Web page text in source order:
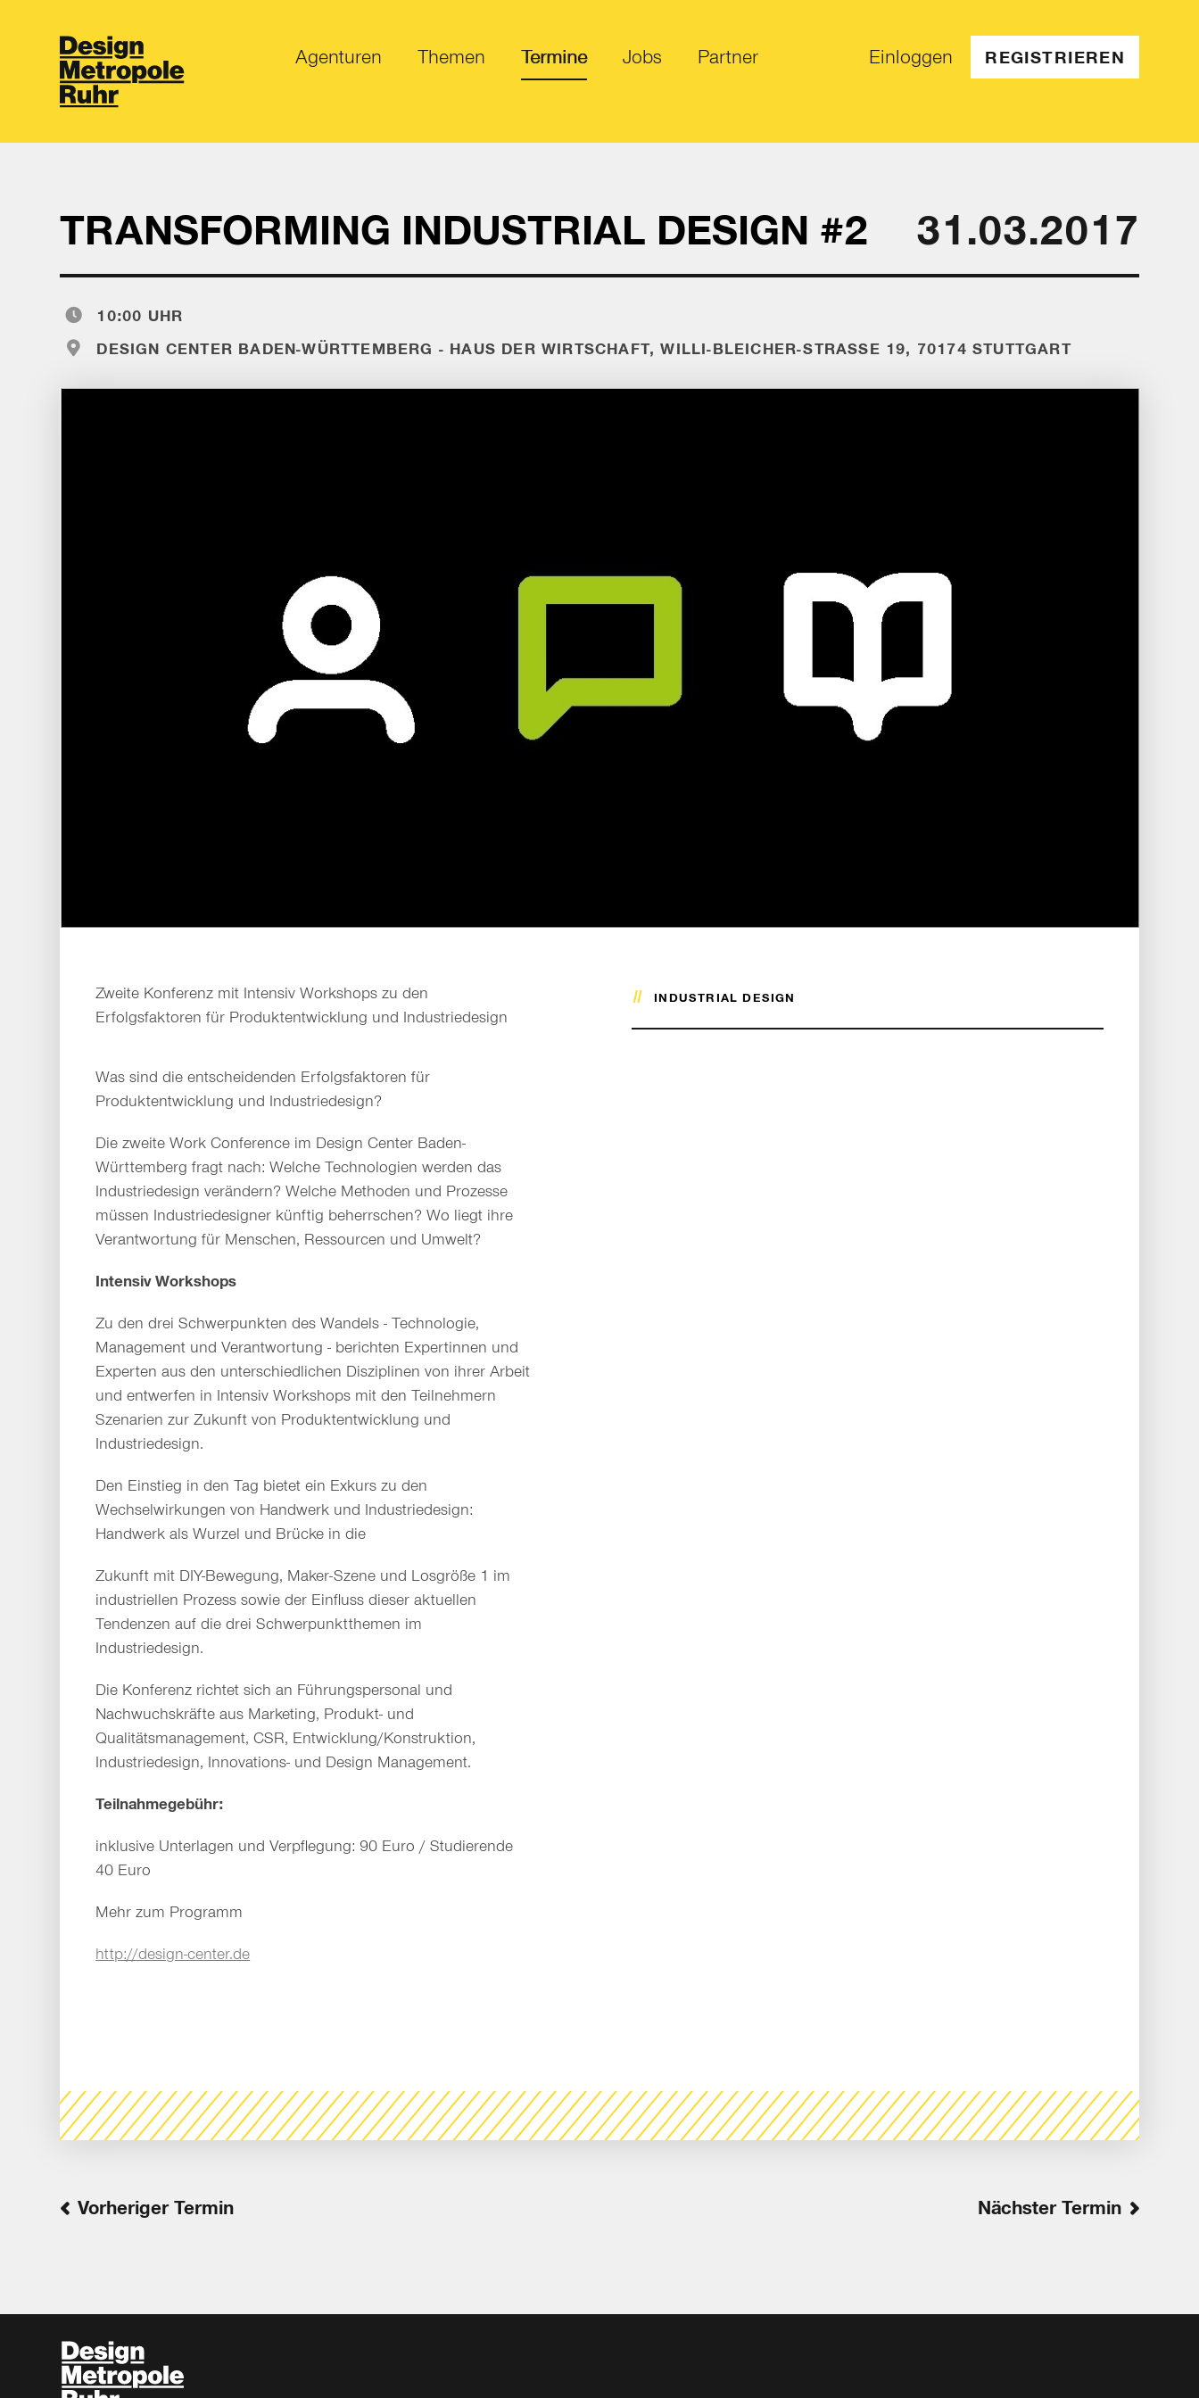
Agenturen Themen Termine Jobs Partner Einloggen REGISTRIEREN
TRANSFORMING INDUSTRIAL DESIGN #2 31.03.2017
10:00 UHR
DESIGN CENTER BADEN-WÜRTTEMBERG - HAUS DER WIRTSCHAFT, WILLI-BLEICHER-STRASSE 19, 70174 STUTTGART
Zweite Konferenz mit Intensiv Workshops zu den
Erfolgsfaktoren für Produktentwicklung und Industriedesign
Was sind die entscheidenden Erfolgsfaktoren für
Produktentwicklung und Industriedesign?
Die zweite Work Conference im Design Center Baden-
Württemberg fragt nach: Welche Technologien werden das
Industriedesign verändern? Welche Methoden und Prozesse
müssen Industriedesigner künftig beherrschen? Wo liegt ihre
Verantwortung für Menschen, Ressourcen und Umwelt?
Intensiv Workshops
Zu den drei Schwerpunkten des Wandels - Technologie,
Management und Verantwortung - berichten Expertinnen und
Experten aus den unterschiedlichen Disziplinen von ihrer Arbeit
und entwerfen in Intensiv Workshops mit den Teilnehmern
Szenarien zur Zukunft von Produktentwicklung und
Industriedesign.
Den Einstieg in den Tag bietet ein Exkurs zu den
Wechselwirkungen von Handwerk und Industriedesign:
Handwerk als Wurzel und Brücke in die
Zukunft mit DIY-Bewegung, Maker-Szene und Losgröße 1 im
industriellen Prozess sowie der Einfluss dieser aktuellen
Tendenzen auf die drei Schwerpunktthemen im
Industriedesign.
Die Konferenz richtet sich an Führungspersonal und
Nachwuchskräfte aus Marketing, Produkt- und
Qualitätsmanagement, CSR, Entwicklung/Konstruktion,
Industriedesign, Innovations- und Design Management.
Teilnahmegebühr:
inklusive Unterlagen und Verpflegung: 90 Euro / Studierende
40 Euro
Mehr zum Programm
http://design-center.de
INDUSTRIAL DESIGN
Vorheriger Termin Nächster Termin